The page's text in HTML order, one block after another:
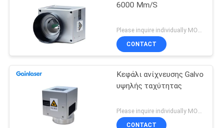
6000 Mm/S
Please inquire individually MOQ:1
CONTACT
Κεφάλι ανίχνευσης Galvo
υψηλής ταχύτητας
CONTACT